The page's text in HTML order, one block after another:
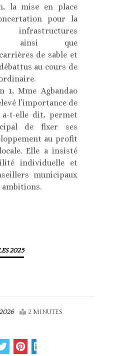
la mise en place
pour la
ainsi que
de sable et
au cours de
1, Mme Agbandao
l’importance de
a-t-elle dit, permet
de fixer ses
au profit
Elle a insisté
individuelle et
municipaux
ambitions.
2025
2 MINUTES